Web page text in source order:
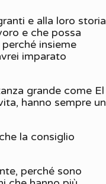
e alla loro storia
e che possa
insieme
imparato
grande come El
hanno sempre un
la consiglio
perché sono